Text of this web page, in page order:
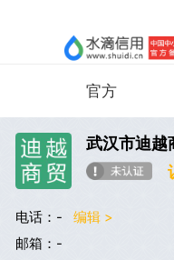
官方
武汉市迪越
电话：-
编辑 >
邮箱：-